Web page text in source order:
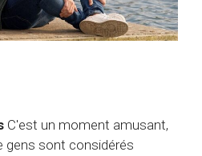
C'est un moment amusant,
gens sont considérés